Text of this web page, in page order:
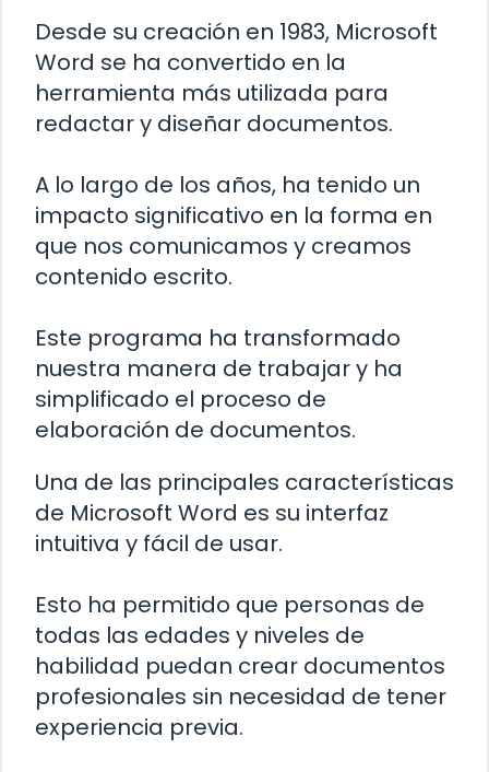
Desde su creación en 1983, Microsoft
Word se ha convertido en la
herramienta más utilizada para
redactar y diseñar documentos.
A lo largo de los años, ha tenido un
impacto significativo en la forma en
que nos comunicamos y creamos
contenido escrito.
Este programa ha transformado
nuestra manera de trabajar y ha
simplificado el proceso de
elaboración de documentos.
Una de las principales características
de Microsoft Word es su interfaz
intuitiva y fácil de usar.
Esto ha permitido que personas de
todas las edades y niveles de
habilidad puedan crear documentos
profesionales sin necesidad de tener
experiencia previa.